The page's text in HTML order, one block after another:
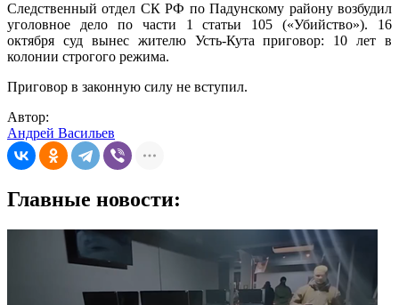
Следственный отдел СК РФ по Падунскому району возбудил
уголовное дело по части 1 статьи 105 («Убийство»). 16
октября суд вынес жителю Усть-Кута приговор: 10 лет в
колонии строгого режима.
Приговор в законную силу не вступил.
Автор:
Андрей Васильев
Главные новости: